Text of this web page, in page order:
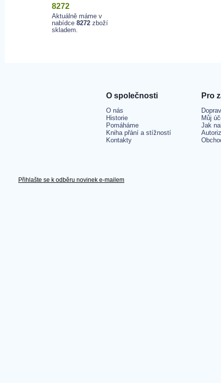
8272
Aktuálně máme v
nabídce 8272 zboží
skladem.
O společnosti
O nás
Historie
Pomáháme
Kniha přání a stížností
Kontakty
Pro
Můj
Jak
Přihlašte se k odběru novinek e-mailem